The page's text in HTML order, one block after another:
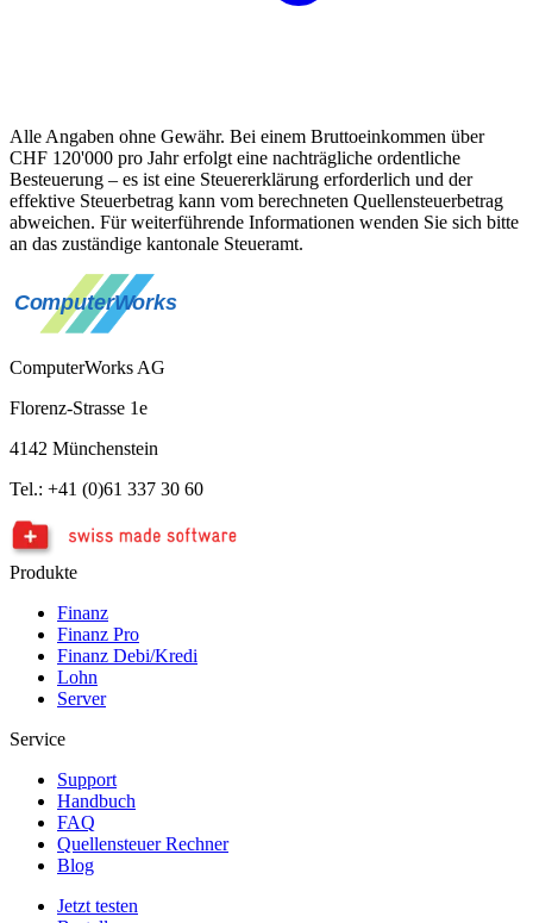
Alle Angaben ohne Gewähr. Bei einem Bruttoeinkommen über
CHF 120'000 pro Jahr erfolgt eine nachträgliche ordentliche
Besteuerung – es ist eine Steuererklärung erforderlich und der
effektive Steuerbetrag kann vom berechneten Quellensteuerbetrag
abweichen. Für weiterführende Informationen wenden Sie sich bitte
an das zuständige kantonale Steueramt.
ComputerWorks AG
Florenz-Strasse 1e
4142 Münchenstein
Tel.: +41 (0)61 337 30 60
Produkte
Finanz
Finanz Pro
Finanz Debi/Kredi
Lohn
Server
Service
Support
Handbuch
FAQ
Quellensteuer Rechner
Blog
Jetzt testen